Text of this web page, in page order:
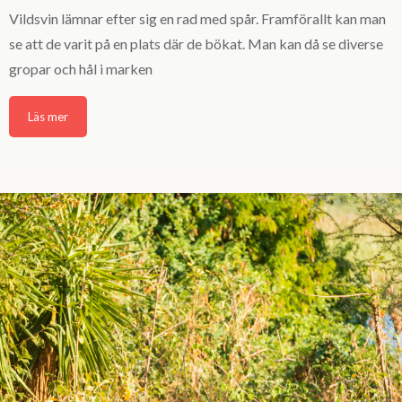
Vildsvin lämnar efter sig en rad med spår. Framförallt kan man
se att de varit på en plats där de bökat. Man kan då se diverse
gropar och hål i marken